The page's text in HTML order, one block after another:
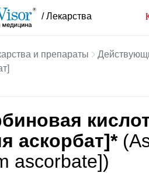
/ Лекарства
и препараты
аскорбат]*
ascorbate])